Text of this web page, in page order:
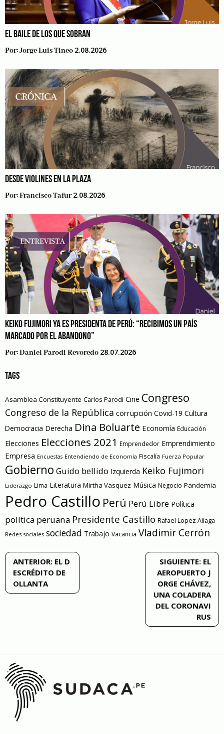
EL BAILE DE LOS QUE SOBRAN
Por:Jorge Luis Tineo 2.08.2026
DESDE VIOLINES EN LA PLAZA
Por:Francisco Tafur 2.08.2026
KEIKO FUJIMORI YA ES PRESIDENTA DE PERÚ: “RECIBIMOS UN PAÍS
MARCADO POR EL ABANDONO”
Por:Daniel Parodi Revoredo 28.07.2026
TAGS
Asamblea Constituyente Carlos Parodi Cine Congreso
Congreso de la República corrupción Covid-19 Cultura
Democracia Derecha Dina Boluarte Economía Educación
Elecciones Elecciones 2021 Emprendedor Emprendimiento
Empresa Encuestas Entendiendo de Economía Fiscalía Fuerza Popular
Gobierno Guido bellido Izquierda Keiko Fujimori
Liderazgo Lima Literatura Mirtha Vasquez Música Negocio Pandemia
Pedro Castillo Perú Perú Libre Política
política peruana Presidente Castillo Rafael Lopez Aliaga
Redes sociales sociedad Trabajo Vacancia Vladimir Cerrón
Navegación
de
entradas
ANTERIOR: EL D
ESCRÉDITO DE
OLLANTA
SIGUIENTE: EL
AEROPUERTO J
ORGE CHÁVEZ,
UNA COLADERA
DEL CORONAVI
RUS